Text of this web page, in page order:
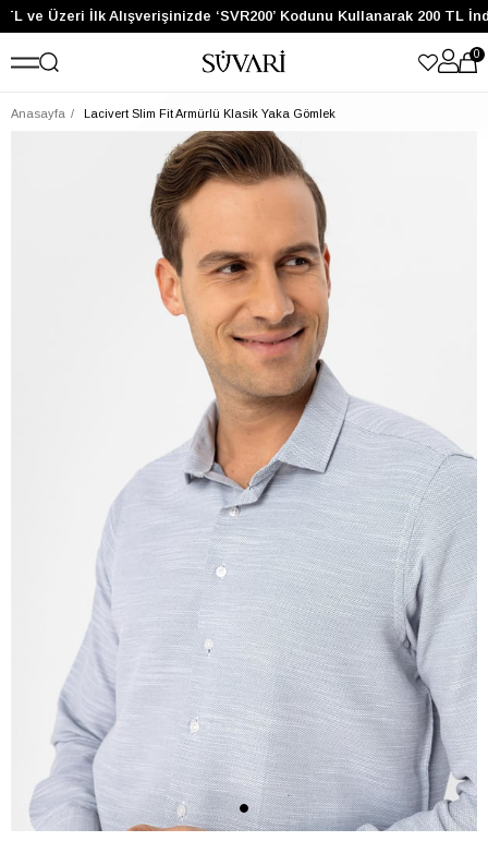
ve Üzeri İlk Alışverişinizde ‘SVR200’ Kodunu Kullanarak 200 TL
0
Anasayfa Lacivert Slim Fit Armürlü Klasik Yaka Gömlek